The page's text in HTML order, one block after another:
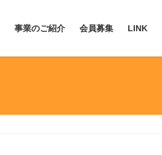
事業のご紹介 会員募集 LINK